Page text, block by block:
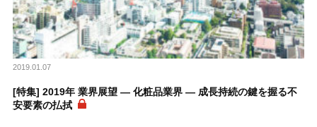
2019.01.07
[特集] 2019年 業界展望 ― 化粧品業界 ― 成長持続の鍵を握る不
安要素の払拭